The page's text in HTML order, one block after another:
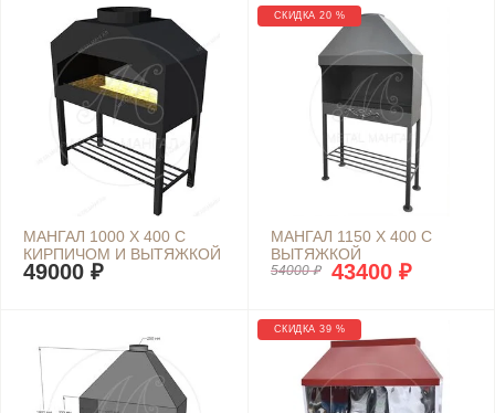
ВЕНТИЛЯТОР ВК-300 4000
КУБ/Ч 220 ВОЛЬТ
МАНГАЛ 1000 Х 400 С
КИРПИЧОМ И ВЫТЯЖКОЙ
49000 ₽
СКИДКА 20 %
МАНГАЛ 1150 Х 400 С
ВЫТЯЖКОЙ
54000 ₽ 43400 ₽
СКИДКА 39 %